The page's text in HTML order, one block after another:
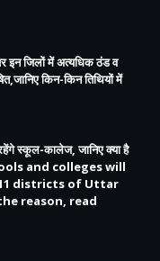
इन जिलों में अत्यधिक ठंड व
किन-किन तिथियों में
स्कूल-कालेज, जानिए क्या है
and colleges will
districts of Uttar
reason, read